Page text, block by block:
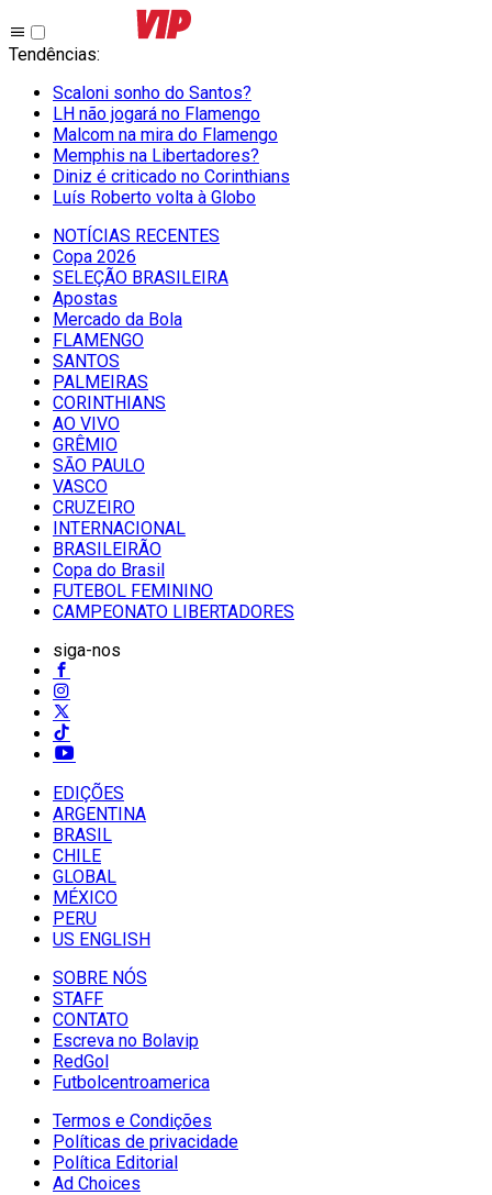
Tendências:
Scaloni sonho do Santos?
LH não jogará no Flamengo
Malcom na mira do Flamengo
Memphis na Libertadores?
Diniz é criticado no Corinthians
Luís Roberto volta à Globo
NOTÍCIAS RECENTES
Copa 2026
SELEÇÃO BRASILEIRA
Apostas
Mercado da Bola
FLAMENGO
SANTOS
PALMEIRAS
CORINTHIANS
AO VIVO
GRÊMIO
SĀO PAULO
VASCO
CRUZEIRO
INTERNACIONAL
BRASILEIRÃO
Copa do Brasil
FUTEBOL FEMININO
CAMPEONATO LIBERTADORES
siga-nos
EDIÇÕES
ARGENTINA
BRASIL
CHILE
GLOBAL
MÉXICO
PERU
US ENGLISH
SOBRE NÓS
STAFF
CONTATO
Escreva no Bolavip
RedGol
Futbolcentroamerica
Termos e Condições
Políticas de privacidade
Política Editorial
Ad Choices